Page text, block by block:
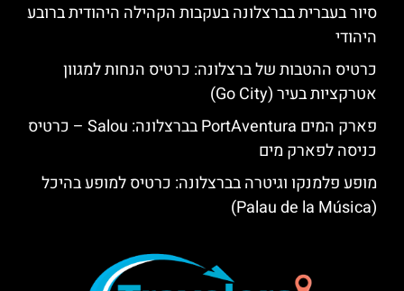
סיור בעברית בברצלונה בעקבות הקהילה היהודית ברובע
היהודי
כרטיס ההטבות של ברצלונה: כרטיס הנחות למגוון
אטרקציות בעיר (Go City)
פארק המים PortAventura בברצלונה: Salou – כרטיס
כניסה לפארק מים
מופע פלמנקו וגיטרה בברצלונה: כרטיס למופע בהיכל
(Palau de la Música)